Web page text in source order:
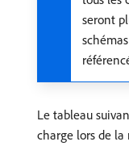
seront
Le tableau
charge lors de la